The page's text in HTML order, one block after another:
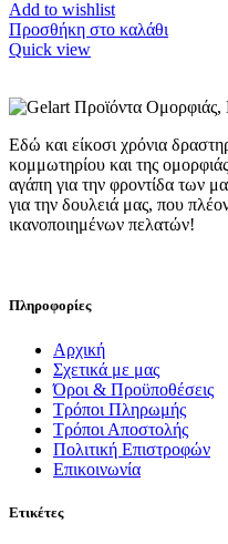
Add to wishlist
Προσθήκη στο καλάθι
Quick view
Εδώ και είκοσι χρόνια
κομμωτηρίου και της
αγάπη για την φροντίδα των
για την δουλειά μας, που
ικανοποιημένων πελατών!
Πληροφορίες
Αρχική
Σχετικά με μας
Όροι & Προϋποθέσεις
Τρόποι Πληρωμής
Τρόποι Αποστολής
Πολιτική Επιστροφών
Επικοινωνία
Ετικέτες